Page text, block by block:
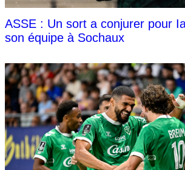
ASSE : Un sort a conjurer pour
son équipe à Sochaux